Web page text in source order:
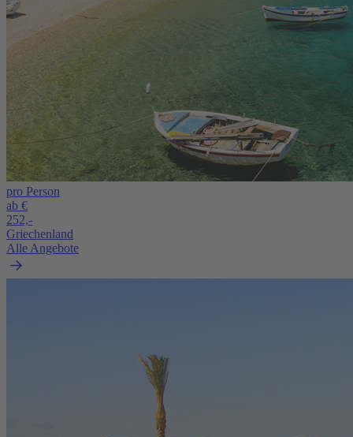
pro Person
ab €
252,-
Griechenland
Alle Angebote